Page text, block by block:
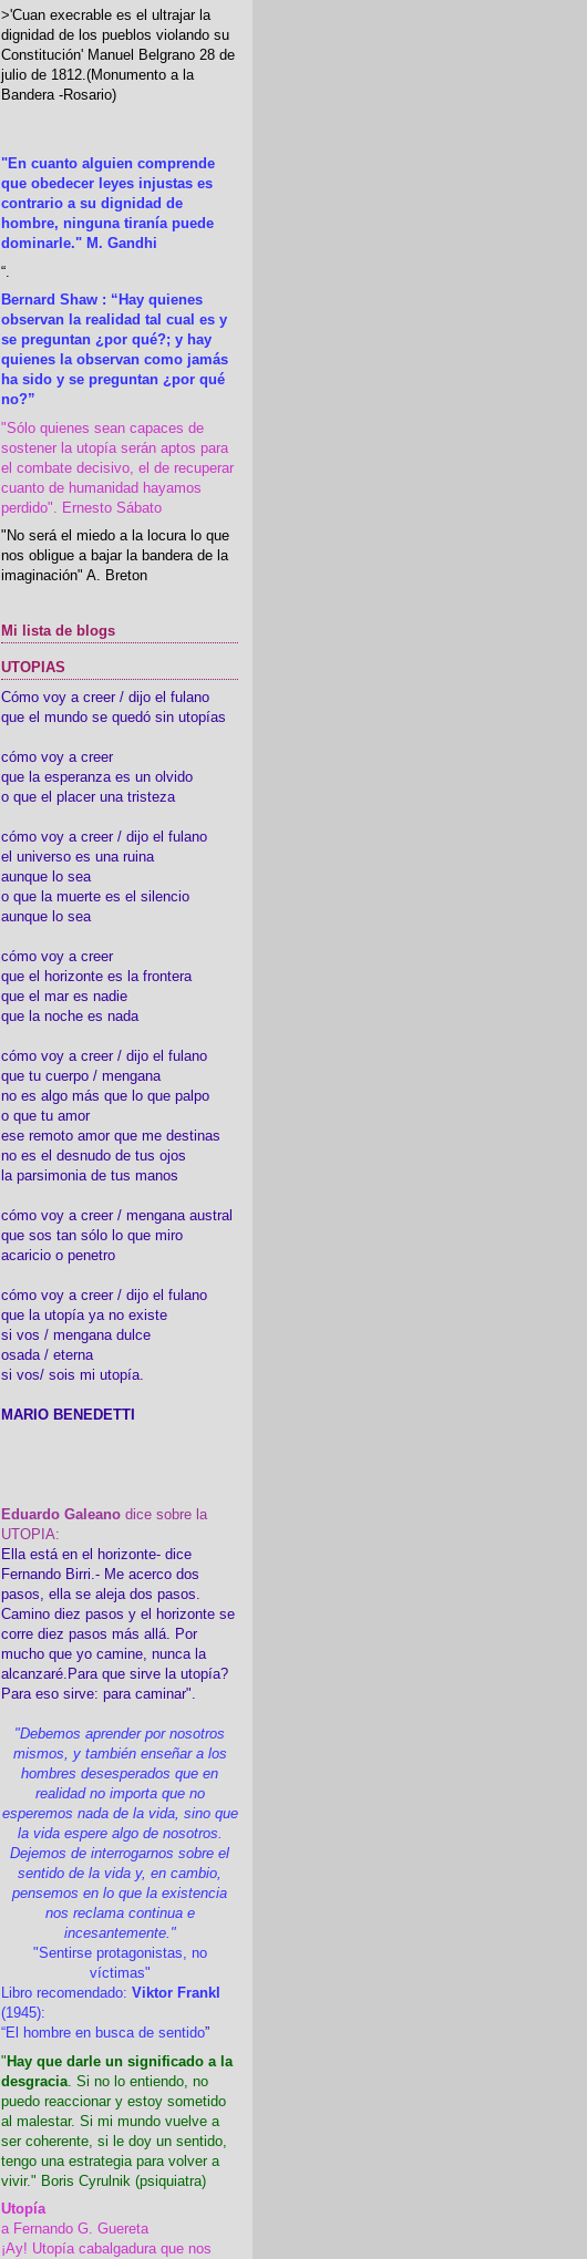
>'Cuan execrable es el ultrajar la
dignidad de los pueblos violando su
Constitución' Manuel Belgrano 28 de
julio de 1812.(Monumento a la
Bandera -Rosario)
"En cuanto alguien comprende
que obedecer leyes injustas es
contrario a su dignidad de
hombre, ninguna tiranía puede
dominarle." M. Gandhi
“
Bernard Shaw : “Hay quienes
observan la realidad tal cual es y
se preguntan ¿por qué?; y hay
quienes la observan como jamás
ha sido y se preguntan ¿por qué
no?”
"Sólo quienes sean capaces de
sostener la utopía serán aptos para
el combate decisivo, el de recuperar
cuanto de humanidad hayamos
perdido". Ernesto Sábato
"No será el miedo a la locura lo que
nos obligue a bajar la bandera de la
imaginación" A. Breton
Mi lista de blogs
UTOPIAS
Cómo voy a creer / dijo el fulano
que el mundo se quedó sin utopías
cómo voy a creer
que la esperanza es un olvido
o que el placer una tristeza
cómo voy a creer / dijo el fulano
el universo es una ruina
aunque lo sea
o que la muerte es el silencio
aunque lo sea
cómo voy a creer
que el horizonte es la frontera
que el mar es nadie
que la noche es nada
cómo voy a creer / dijo el fulano
que tu cuerpo / mengana
no es algo más que lo que palpo
o que tu amor
ese remoto amor que me destinas
no es el desnudo de tus ojos
la parsimonia de tus manos
cómo voy a creer / mengana austral
que sos tan sólo lo que miro
acaricio o penetro
cómo voy a creer / dijo el fulano
que la utopía ya no existe
si vos / mengana dulce
osada / eterna
si vos/ sois mi utopía.
MARIO BENEDETTI
Eduardo Galeano dice sobre la
UTOPIA:
Ella está en el horizonte- dice
Fernando Birri.- Me acerco dos
pasos, ella se aleja dos pasos.
Camino diez pasos y el horizonte se
corre diez pasos más allá. Por
mucho que yo camine, nunca la
alcanzaré.Para que sirve la utopía?
Para eso sirve: para caminar".
"Debemos aprender por nosotros
mismos, y también enseñar a los
hombres desesperados que en
realidad no importa que no
esperemos nada de la vida, sino que
la vida espere algo de nosotros.
Dejemos de interrogarnos sobre el
sentido de la vida y, en cambio,
pensemos en lo que la existencia
nos reclama continua e
incesantemente."
"Sentirse protagonistas, no
víctimas"
Libro recomendado: Viktor Frankl
(1945):
“El hombre en busca de sentido”
" Hay que darle un significado a la
desgracia. Si no lo entiendo, no
puedo reaccionar y estoy sometido
al malestar. Si mi mundo vuelve a
ser coherente, si le doy un sentido,
tengo una estrategia para volver a
vivir." Boris Cyrulnik (psiquiatra)
Utopía
a Fernando G. Guereta
¡Ay! Utopía cabalgadura que nos